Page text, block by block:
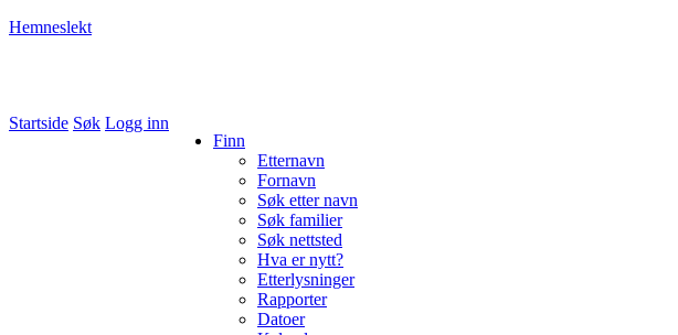
Hemneslekt
Startside Søk Logg inn
Finn
Etternavn
Fornavn
Søk etter navn
Søk familier
Søk nettsted
Hva er nytt?
Etterlysninger
Rapporter
Datoer